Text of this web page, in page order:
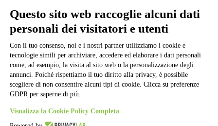
Ufficio Relazioni con il Pubblico
Dichiarazione di accessibilità
Obiettivi di accessibilità
Gestione consensi cookie
Amministrazione trasparente
Pagina visualizzata
414492volte
Sezione Copyright
Copyright 2026 | Engineered and powered by Gruppo Spaggiari
Questo sito web raccoglie alcuni dati
personali dei visitatori e utenti
Con il tuo consenso, noi e i nostri partner utilizziamo i cookie e
tecnologie simili per archiviare, accedere ed elaborare i dati personali
come, ad esempio, la visita al sito web o la personalizzazione degli
annunci. Poiché rispettiamo il tuo diritto alla privacy, è possibile
scegliere di non consentire alcuni tipi di cookie. Clicca su preferenze
GDPR per saperne di più.
Visualizza la Cookie Policy Completa